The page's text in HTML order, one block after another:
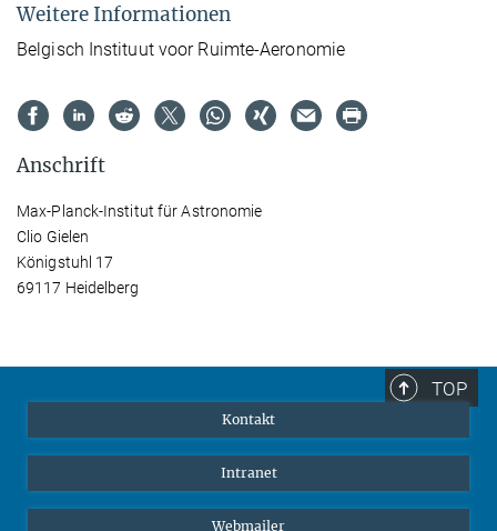
Weitere Informationen
Belgisch Instituut voor Ruimte-Aeronomie
Anschrift
Max-Planck-Institut für Astronomie
Clio Gielen
Königstuhl 17
69117 Heidelberg
TOP
Kontakt
Intranet
Webmailer